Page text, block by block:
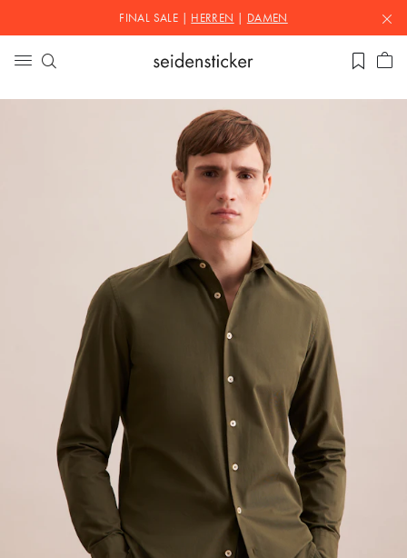
FINAL SALE | HERREN DAMEN